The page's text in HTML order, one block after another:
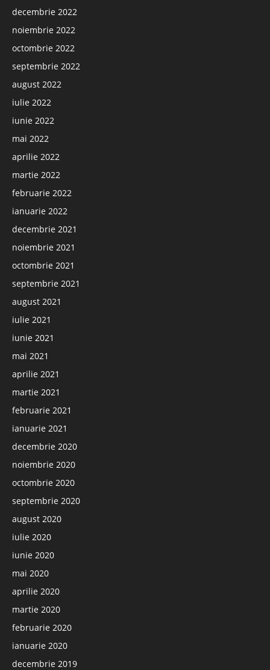
decembrie 2022
noiembrie 2022
octombrie 2022
septembrie 2022
august 2022
iulie 2022
iunie 2022
mai 2022
aprilie 2022
martie 2022
februarie 2022
ianuarie 2022
decembrie 2021
noiembrie 2021
octombrie 2021
septembrie 2021
august 2021
iulie 2021
iunie 2021
mai 2021
aprilie 2021
martie 2021
februarie 2021
ianuarie 2021
decembrie 2020
noiembrie 2020
octombrie 2020
septembrie 2020
august 2020
iulie 2020
iunie 2020
mai 2020
aprilie 2020
martie 2020
februarie 2020
ianuarie 2020
decembrie 2019